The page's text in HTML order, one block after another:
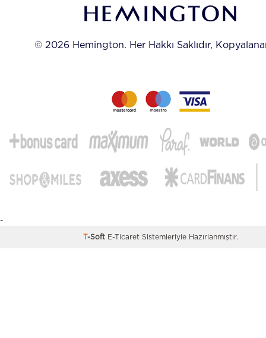
© 2026 Hemington. Her Hakkı Saklıdır,
-
T-Soft E-TicaretSistemleriyle Hazırlanmıştır.